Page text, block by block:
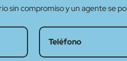
sin compromiso y un agente se